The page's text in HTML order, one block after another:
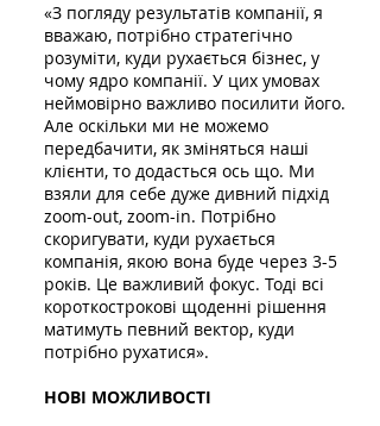
«З погляду результатів компанії, я
вважаю, потрібно стратегічно
розуміти, куди рухається бізнес, у
чому ядро компанії. У цих умовах
неймовірно важливо посилити його.
Але оскільки ми не можемо
передбачити, як зміняться наші
клієнти, то додасться ось що. Ми
взяли для себе дуже дивний підхід
zoom-out, zoom-in. Потрібно
скоригувати, куди рухається
компанія, якою вона буде через 3-5
років. Це важливий фокус. Тоді всі
короткострокові щоденні рішення
матимуть певний вектор, куди
потрібно рухатися».
НОВІ МОЖЛИВОСТІ